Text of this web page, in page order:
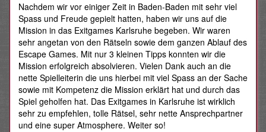
Nachdem wir vor einiger Zeit in Baden-Baden mit sehr viel
Spass und Freude gepielt hatten, haben wir uns auf die
Mission in das Exitgames Karlsruhe begeben. Wir waren
sehr angetan von den Rätseln sowie dem ganzen Ablauf des
Escape Games. Mit nur 3 kleinen Tipps konnten wir die
Mission erfolgreich absolvieren. Vielen Dank auch an die
nette Spielleiterin die uns hierbei mit viel Spass an der Sache
sowie mit Kompetenz die Mission erklärt hat und durch das
Spiel geholfen hat. Das Exitgames in Karlsruhe ist wirklich
sehr zu empfehlen, tolle Rätsel, sehr nette Ansprechpartner
und eine super Atmosphere. Weiter so!